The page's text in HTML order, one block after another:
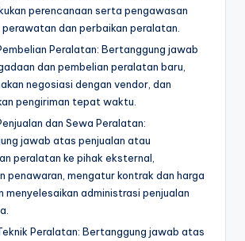
perencanaan serta pengawasan
dan perbaikan peralatan.
Peralatan: Bertanggung jawab
dan pembelian peralatan baru,
negosiasi dengan vendor, dan
pengiriman tepat waktu.
dan Sewa Peralatan:
jawab atas penjualan atau
peralatan ke pihak eksternal,
penawaran, mengatur kontrak dan harga
menyelesaikan administrasi penjualan
Peralatan: Bertanggung jawab atas